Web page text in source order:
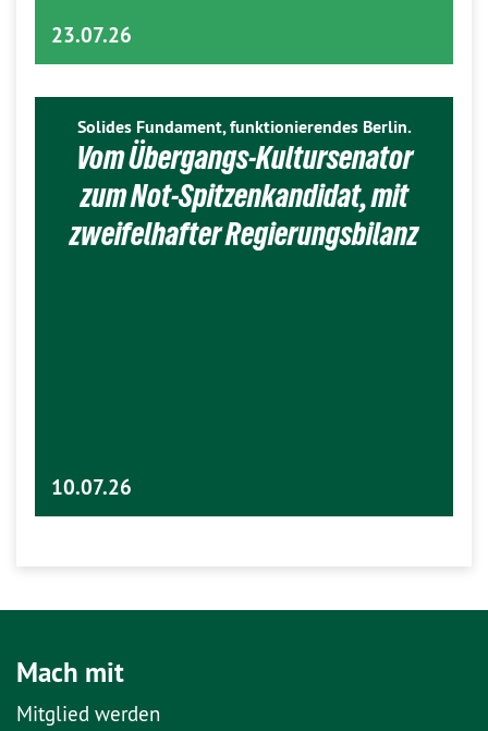
23.07.26
Solides Fundament, funktionierendes Berlin.
Vom Übergangs-Kultursenator
zum Not-Spitzenkandidat, mit
zweifelhafter Regierungsbilanz
10.07.26
Mach mit
Mitglied werden